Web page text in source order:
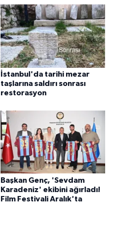
İstanbul'da tarihi mezar
taşlarına saldırı sonrası
restorasyon
Başkan Genç, 'Sevdam
Karadeniz' ekibini ağırladı!
Film Festivali Aralık'ta